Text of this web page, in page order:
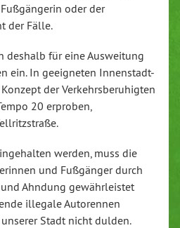
oder der
der Fälle.
deshalb für eine Ausweitung
ein. In geeigneten Innenstadt-
der Verkehrsberuhigten
20 erproben,
werden, muss die
und Fußgänger durch
Ahndung gewährleistet
illegale Autorennen
Stadt nicht dulden.